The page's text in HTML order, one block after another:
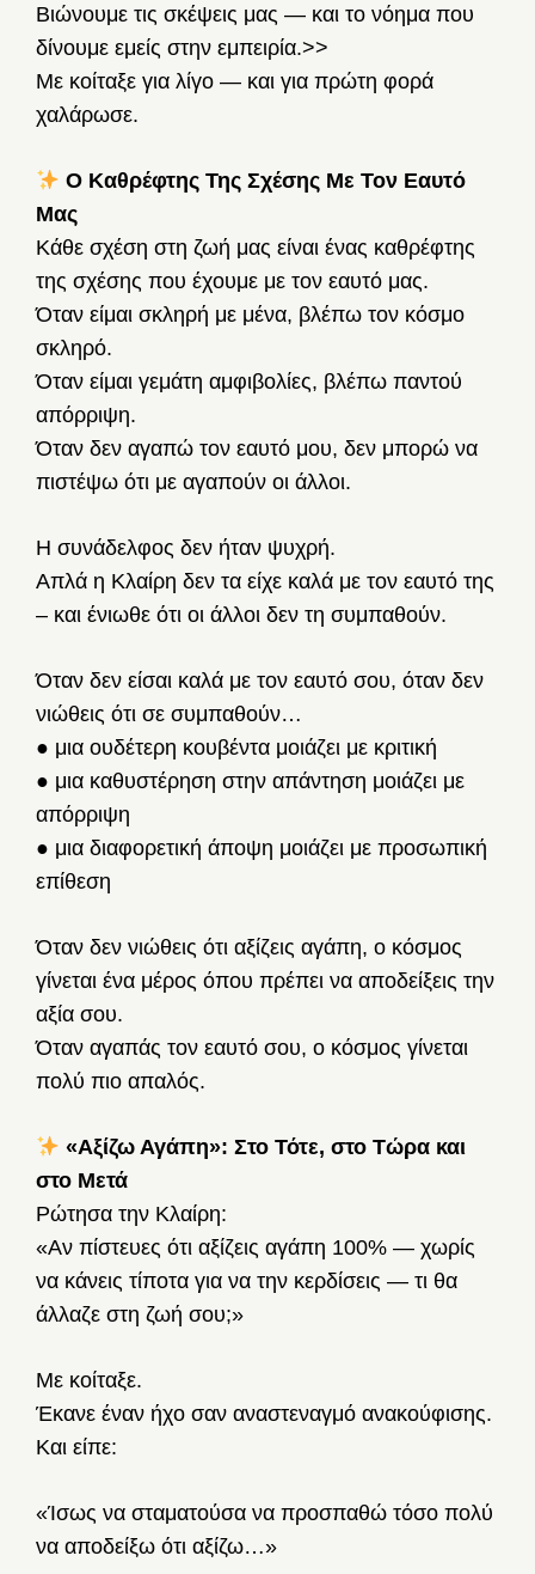
Βιώνουμε τις σκέψεις μας — και το νόημα που
δίνουμε εμείς στην εμπειρία.>>
Με κοίταξε για λίγο — και για πρώτη φορά
χαλάρωσε.
Ο Καθρέφτης Της Σχέσης Με Τον Εαυτό
Μας
Κάθε σχέση στη ζωή μας είναι ένας καθρέφτης
της σχέσης που έχουμε με τον εαυτό μας.
Όταν είμαι σκληρή με μένα, βλέπω τον κόσμο
σκληρό.
Όταν είμαι γεμάτη αμφιβολίες, βλέπω παντού
απόρριψη.
Όταν δεν αγαπώ τον εαυτό μου, δεν μπορώ να
πιστέψω ότι με αγαπούν οι άλλοι.
Η συνάδελφος δεν ήταν ψυχρή.
Απλά η Κλαίρη δεν τα είχε καλά με τον εαυτό της
– και ένιωθε ότι οι άλλοι δεν τη συμπαθούν.
Όταν δεν είσαι καλά με τον εαυτό σου, όταν δεν
νιώθεις ότι σε συμπαθούν…
● μια ουδέτερη κουβέντα μοιάζει με κριτική
● μια καθυστέρηση στην απάντηση μοιάζει με
απόρριψη
● μια διαφορετική άποψη μοιάζει με προσωπική
επίθεση
Όταν δεν νιώθεις ότι αξίζεις αγάπη, ο κόσμος
γίνεται ένα μέρος όπου πρέπει να αποδείξεις την
αξία σου.
Όταν αγαπάς τον εαυτό σου, ο κόσμος γίνεται
πολύ πιο απαλός.
«Αξίζω Αγάπη»: Στο Τότε, στο Τώρα και
στο Μετά
Ρώτησα την Κλαίρη:
«Αν πίστευες ότι αξίζεις αγάπη 100% — χωρίς
να κάνεις τίποτα για να την κερδίσεις — τι θα
άλλαζε στη ζωή σου;»
Με κοίταξε.
Έκανε έναν ήχο σαν αναστεναγμό ανακούφισης.
Και είπε:
«Ίσως να σταματούσα να προσπαθώ τόσο πολύ
να αποδείξω ότι αξίζω…»